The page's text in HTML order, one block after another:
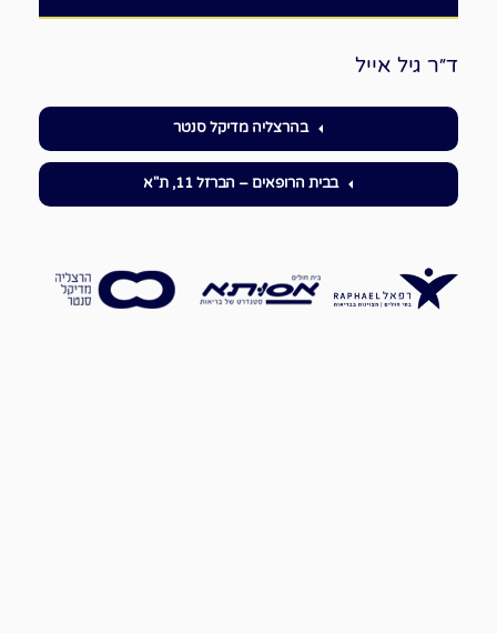
ד״ר גיל אייל
בהרצליה מדיקל סנטר
בבית הרופאים – הברזל 11, ת"א